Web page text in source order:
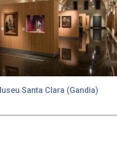
Santa Clara (Gandia)